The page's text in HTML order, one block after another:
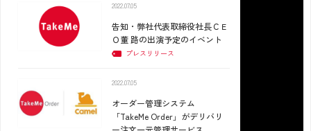
2022.07.05
告知・弊社代表取締役社長ＣＥ
Ｏ董 路の出演予定のイベント
プレスリリース
2022.07.05
オーダー管理システム
「TakeMe Order」がデリバリ